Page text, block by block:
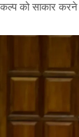
को साकार करने